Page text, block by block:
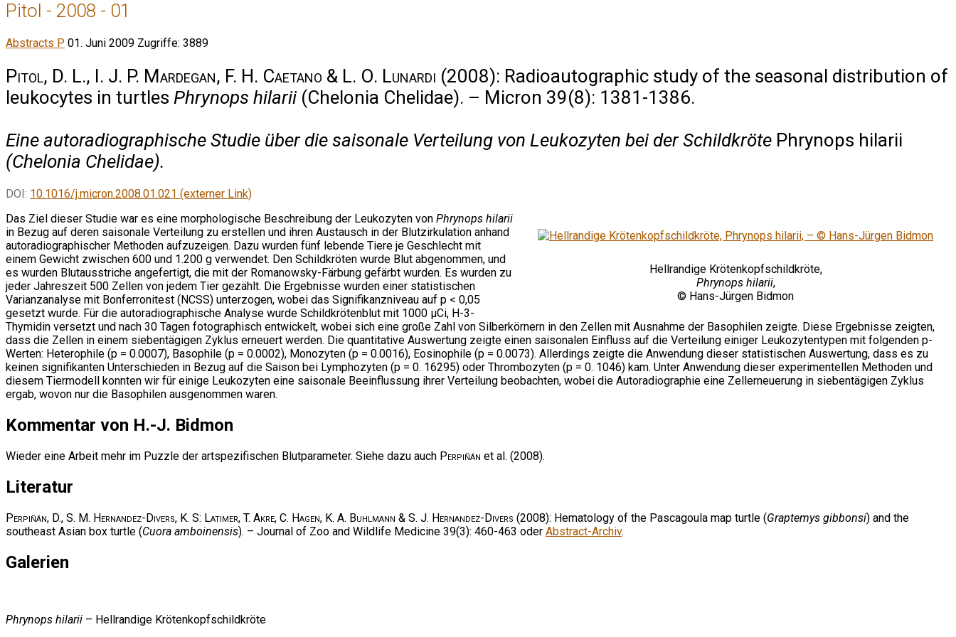
Pitol - 2008 - 01
Abstracts P 01. Juni 2009 Zugriffe: 3889
Pitol, D. L., I. J. P. Mardegan, F. H. Caetano & L. O. Lunardi (2008): Radioautographic study of the seasonal distribution of
leukocytes in turtles Phrynops hilarii(Chelonia Chelidae). – Micron 39(8): 1381-1386.
Eine autoradiographische Studie über die saisonale Verteilung von Leukozyten bei der Schildkröte Phrynops hilarii
(Chelonia Chelidae).
DOI: 10.1016/j.micron.2008.01.021 (externer Link)
Hellrandige Krötenkopfschildkröte,
Phrynops hilarii,
© Hans-Jürgen Bidmon
Das Ziel dieser Studie war es eine morphologische Beschreibung der Leukozyten von Phrynops hilarii
in Bezug auf deren saisonale Verteilung zu erstellen und ihren Austausch in der Blutzirkulation anhand
autoradiographischer Methoden aufzuzeigen. Dazu wurden fünf lebende Tiere je Geschlecht mit
einem Gewicht zwischen 600 und 1.200 g verwendet. Den Schildkröten wurde Blut abgenommen, und
es wurden Blutausstriche angefertigt, die mit der Romanowsky-Färbung gefärbt wurden. Es wurden zu
jeder Jahreszeit 500 Zellen von jedem Tier gezählt. Die Ergebnisse wurden einer statistischen
Varianzanalyse mit Bonferronitest (NCSS) unterzogen, wobei das Signifikanzniveau auf p < 0,05
gesetzt wurde. Für die autoradiographische Analyse wurde Schildkrötenblut mit 1000 µCi, H-3-
Thymidin versetzt und nach 30 Tagen fotographisch entwickelt, wobei sich eine große Zahl von Silberkörnern in den Zellen mit Ausnahme der Basophilen zeigte. Diese Ergebnisse zeigten,
dass die Zellen in einem siebentägigen Zyklus erneuert werden. Die quantitative Auswertung zeigte einen saisonalen Einfluss auf die Verteilung einiger Leukozytentypen mit folgenden p-
Werten: Heterophile (p = 0.0007), Basophile (p = 0.0002), Monozyten (p = 0.0016), Eosinophile (p = 0.0073). Allerdings zeigte die Anwendung dieser statistischen Auswertung, dass es zu
keinen signifikanten Unterschieden in Bezug auf die Saison bei Lymphozyten (p = 0. 16295) oder Thrombozyten (p = 0. 1046) kam. Unter Anwendung dieser experimentellen Methoden und
diesem Tiermodell konnten wir für einige Leukozyten eine saisonale Beeinflussung ihrer Verteilung beobachten, wobei die Autoradiographie eine Zellerneuerung in siebentägigen Zyklus
ergab, wovon nur die Basophilen ausgenommen waren.
Kommentar von H.-J. Bidmon
Wieder eine Arbeit mehr im Puzzle der artspezifischen Blutparameter. Siehe dazu auch Perpiñán et al. (2008).
Literatur
Perpiñán, D., S. M. Hernandez-Divers, K. S: Latimer, T. Akre, C. Hagen, K. A. Buhlmann & S. J. Hernandez-Divers (2008): Hematology of the Pascagoula map turtle (Graptemys gibbonsi) and the
southeast Asian box turtle (Cuora amboinensis). – Journal of Zoo and Wildlife Medicine 39(3): 460-463 oder Abstract-Archiv.
Galerien
Phrynops hilarii – Hellrandige Krötenkopfschildkröte